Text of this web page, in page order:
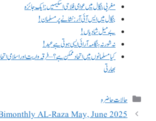
مغربی بنگال میں عوامی فلاحی اسکیمیں: ایک جائزہ
بنگال میں ایس آئی آر : نشانے پر مسلمان!
بے میل شادیاں!
نہ شور نہ ہنگامہ آرائی ایسی ہوتی ہے عید!
کیا مسلمانوں میں اتحاد ممکن ہے؟ – فرقہ واریت اور اسلامی
بھارتی
حالات حاضرہ
AL-Raza May, June 2025